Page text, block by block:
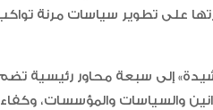
على تطوير سياسات مرنة
والسياسات والمؤسسات، وكفاءة